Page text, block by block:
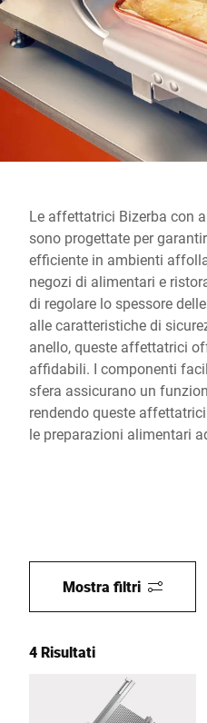
Sito web globale
Le affettatrici Bizerba con
sono progettate per
efficiente in ambienti
negozi di alimentari e
di regolare lo spessore
alle caratteristiche di
anello, queste affettatrici
affidabili. I componenti
sfera assicurano un
rendendo queste
le preparazioni alimentari
Mostra filtri
4 Risultati